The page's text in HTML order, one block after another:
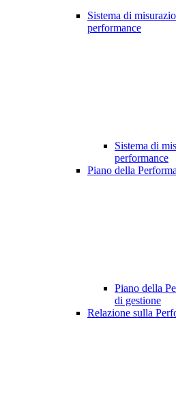
Sistema di
performance
Sistema di
performance
Piano della
Piano della
di gestione
Relazione sulla